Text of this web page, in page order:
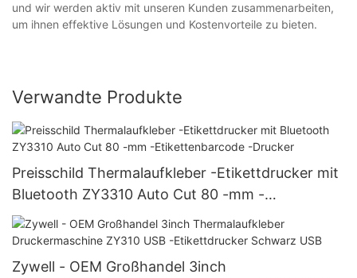
und wir werden aktiv mit unseren Kunden zusammenarbeiten,
um ihnen effektive Lösungen und Kostenvorteile zu bieten.
Verwandte Produkte
Preisschild Thermalaufkleber -Etikettdrucker mit
Bluetooth ZY3310 Auto Cut 80 -mm -
Etikettenbarcode -Drucker
Zywell - OEM Großhandel 3inch